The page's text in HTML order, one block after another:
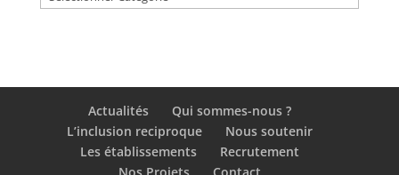
Actualités
Qui sommes-nous ?
L’inclusion reciproque
Nous soutenir
Les établissements
Recrutement